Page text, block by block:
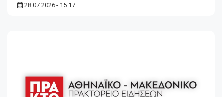
28.07.2026 - 15:17